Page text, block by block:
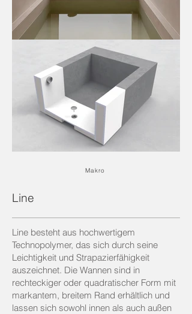
Makro
Line
Line besteht aus hochwertigem
Technopolymer, das sich durch seine
Leichtigkeit und Strapazierfähigkeit
auszeichnet. Die Wannen sind in
rechteckiger oder quadratischer Form mit
markantem, breitem Rand erhältlich und
lassen sich sowohl innen als auch außen